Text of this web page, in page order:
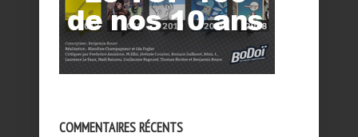
COMMENTAIRES RÉCENTS